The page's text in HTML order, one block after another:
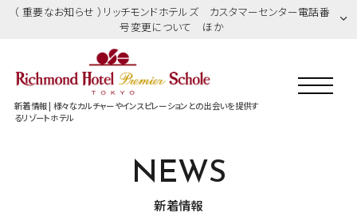
（ 重要なお知らせ ）リッチモンドホテルズ カスタマーセンター電話番
号変更について ほか
新着情報 | 様々なカルチャーやインスピレーションとの出会いを提供す
るリゾートホテル
NEWS
新着情報